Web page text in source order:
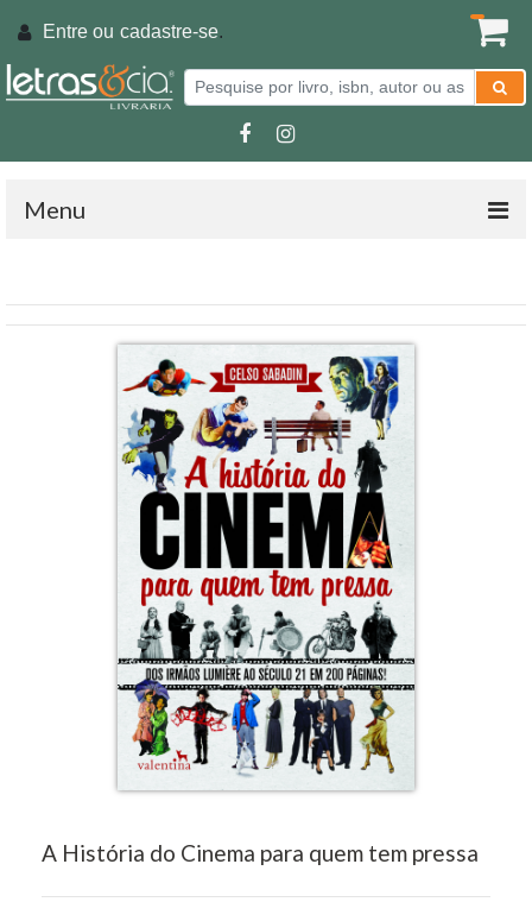
Entre ou cadastre-se.
Menu
A História do Cinema para quem tem pressa